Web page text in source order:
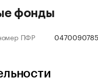
фонды
ПФР